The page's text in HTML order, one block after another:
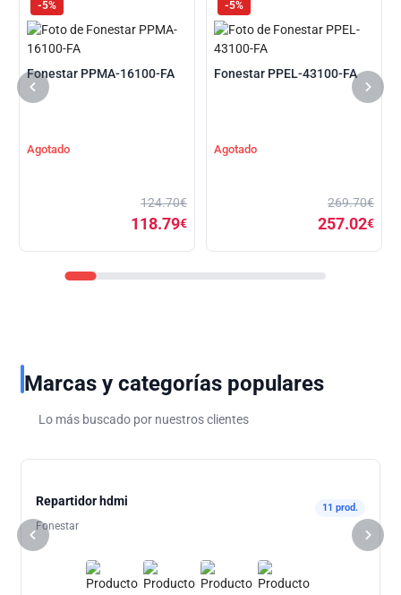
-5%
Fonestar PPMA-16100-FA
Agotado
124.70€
118.79€
-5%
Fonestar PPEL-43100-FA
Agotado
269.70€
257.02€
Marcas y categorías populares
Lo más buscado por nuestros clientes
Repartidor hdmi
Fonestar
11 prod.